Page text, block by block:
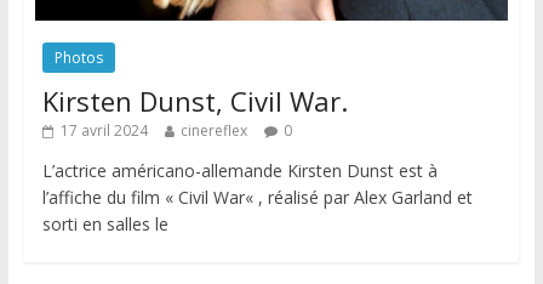
Photos
Kirsten Dunst, Civil War.
17 avril 2024 cinereflex 0
L’actrice américano-allemande Kirsten Dunst est à
l’affiche du film « Civil War« , réalisé par Alex Garland et
sorti en salles le